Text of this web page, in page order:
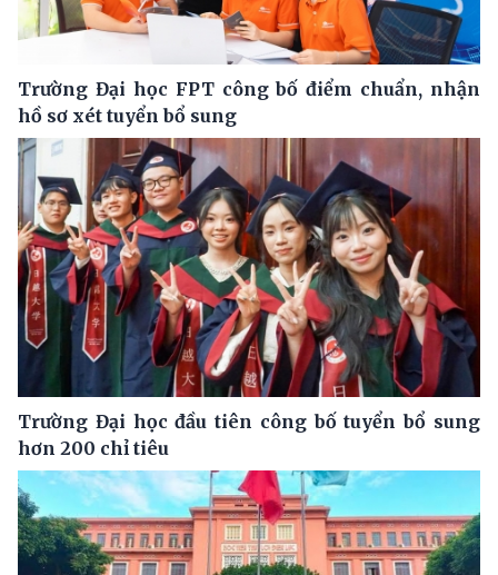
Trường Đại học FPT công bố điểm chuẩn, nhận
hồ sơ xét tuyển bổ sung
Trường Đại học đầu tiên công bố tuyển bổ sung
hơn 200 chỉ tiêu